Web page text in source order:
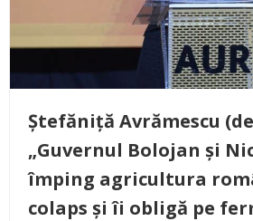
Ștefăniță Avrămescu
„Guvernul Bolojan și
împing agricultura
colaps și îi obligă pe